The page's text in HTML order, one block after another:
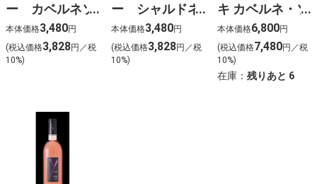
ー カベルネソ
ーヴィニヨン
【v-4】
本体価格3,480円
(税込価格3,828円／税
10%)
ー シャルドネ
【v-5】
本体価格3,480円
(税込価格3,828円／税
10%)
キ カベルネ・ソ
ーヴィニヨン
(アンコール) カ
リフォルニア
2023【v-6】
本体価格6,800円
(税込価格7,480円／税
10%)
在庫： 残りあと 6